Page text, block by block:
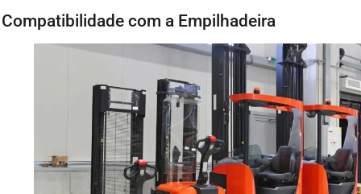
Compatibilidade com a Empilhadeira